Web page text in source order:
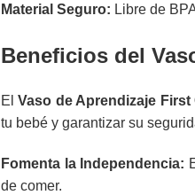
Material Seguro: Libre de
Beneficios del
ElVaso de Aprendizaje
tu bebé y garantizar su
Fomenta la Independencia:
de comer.